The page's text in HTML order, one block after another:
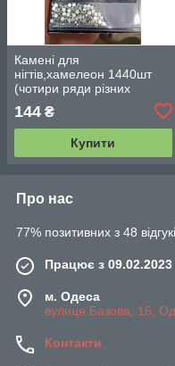
Камені для
нігтів,хамелеон 1440шт
(чотири ряди різних
144 ₴
Купити
Про нас
77% позитивних з 48
Працює з 09.02.2023
м. Одеса
вулиця Базова, 16,
Контакти